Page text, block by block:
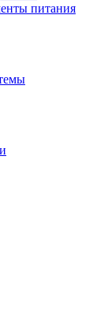
питания